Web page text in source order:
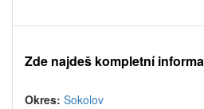
Zde najdeš kompletní
Okres: Sokolov